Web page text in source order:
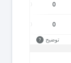
0
0
توضيح ?